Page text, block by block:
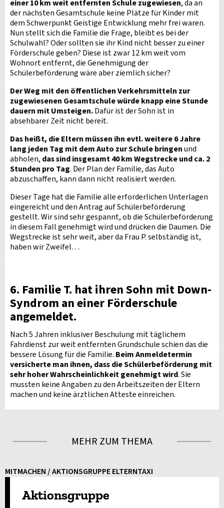
einer 10 km weit entfernten Schule zugewiesen, da an
der nächsten Gesamtschule keine Plätze für Kinder mit
dem Schwerpunkt Geistige Entwicklung mehr frei waren.
Nun stellt sich die Familie die Frage, bleibt es bei der
Schulwahl? Oder sollten sie ihr Kind nicht besser zu einer
Förderschule geben? Diese ist zwar 12 km weit vom
Wohnort entfernt, die Genehmigung der
Schülerbeförderung wäre aber ziemlich sicher?
Der Weg mit den öffentlichen Verkehrsmitteln zur
zugewiesenen Gesamtschule würde knapp eine Stunde
dauern mit Umsteigen.Dafür ist der Sohn ist in
absehbarer Zeit nicht bereit.
Das heißt, die Eltern müssen ihn evtl. weitere 6 Jahre
lang jeden Tag mit dem Auto zur Schule bringenund
abholen, das sind insgesamt 40 km Wegstrecke und ca. 2
Stunden pro Tag. Der Plan der Familie, das Auto
abzuschaffen, kann dann nicht realisiert werden.
Dieser Tage hat die Familie alle erforderlichen Unterlagen
eingereicht und den Antrag auf Schülerbeförderung
gestellt. Wir sind sehr gespannt, ob die Schülerbeförderung
in diesem Fall genehmigt wird und drücken die Daumen. Die
Wegstrecke ist sehr weit, aber da Frau P. selbständig ist,
haben wir Zweifel…
6. Familie T. hat ihren Sohn mit Down-
Syndrom an einer Förderschule
angemeldet.
Nach 5 Jahren inklusiver Beschulung mit täglichem
Fahrdienst zur weit entfernten Grundschule schien das die
bessere Lösung für die Familie. Beim Anmeldetermin
versicherte man ihnen, dass die Schülerbeförderung mit
sehr hoher Wahrscheinlichkeit genehmigt wird. Sie
mussten keine Angaben zu den Arbeitszeiten der Eltern
machen und keine ärztlichen Atteste einreichen.
MEHR ZUM THEMA
MITMACHEN / AKTIONSGRUPPE ELTERNTAXI
Aktionsgruppe